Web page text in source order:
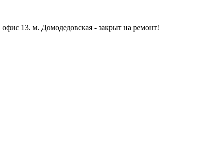
13. м. Домодедовская - закрыт на ремонт!